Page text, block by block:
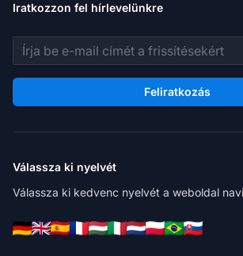
Iratkozzon fel hírlevelünkre
E-mail cím
Feliratkozás
Válassza ki nyelvét
Válassza ki kedvenc nyelvét a weboldal